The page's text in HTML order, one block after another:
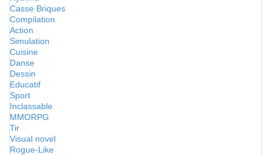
Casse Briques
Compilation
Action
Simulation
Cuisine
Danse
Dessin
Educatif
Sport
Inclassable
MMORPG
Tir
Visual novel
Rogue-Like